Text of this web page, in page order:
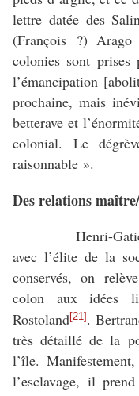
lettre datée des
(François ?)
colonies sont
l’émancipation
prochaine, mais
betterave et
colonial. Le
raisonnable ».
Des relations
Henri-Gatien
avec l’élite de la
conservés, on
colon aux idées
Rostoland[21].
très détaillé de la
l’île.
l’esclavage, il